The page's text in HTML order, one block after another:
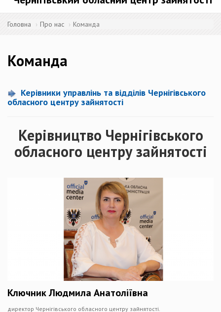
Головна Про нас Команда
Команда
Керівники управлінь та відділів Чернігівського
обласного центру зайнятості
Керівництво Чернігівського
обласного центру зайнятості
Ключник Людмила Анатоліївна
директор Чернігівського обласного центру зайнятості.